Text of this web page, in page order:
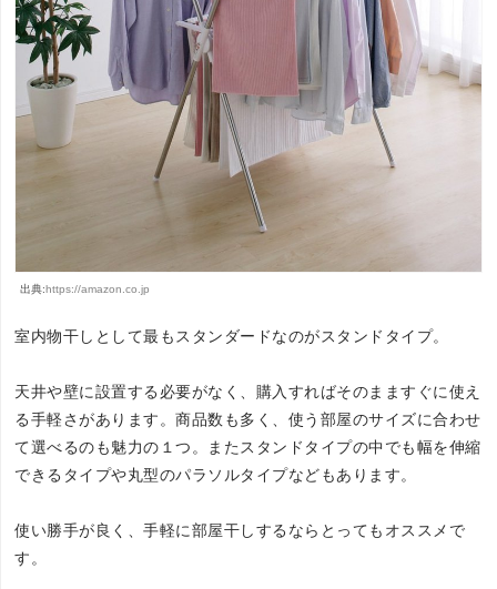
出典:https://amazon.co.jp
室内物干しとして最もスタンダードなのがスタンドタイプ。
天井や壁に設置する必要がなく、購入すればそのまますぐに使え
る手軽さがあります。商品数も多く、使う部屋のサイズに合わせ
て選べるのも魅力の１つ。またスタンドタイプの中でも幅を伸縮
できるタイプや丸型のパラソルタイプなどもあります。
使い勝手が良く、手軽に部屋干しするならとってもオススメで
す。